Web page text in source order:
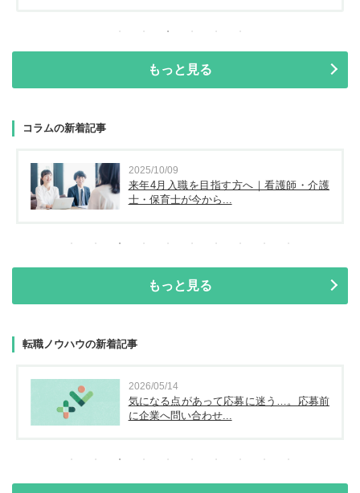
もっと見る
コラムの新着記事
2025/10/09
来年4月入職を目指す方へ｜看護師・介護
士・保育士が今から...
もっと見る
転職ノウハウの新着記事
2026/05/14
気になる点があって応募に迷う…。応募前
に企業へ問い合わせ...